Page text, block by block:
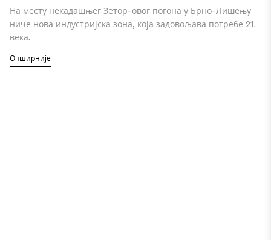
На месту некадашњег Зетор-овог погона у Брно-Лишењу
ниче нова индустријска зона, која задовољава потребе 21.
века.
Опширније